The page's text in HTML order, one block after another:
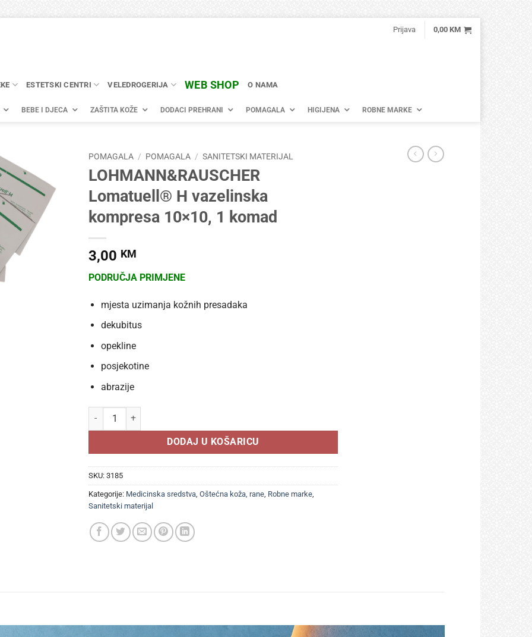
Prijava 0,00 KM
ESTETSKI CENTRI VELEDROGERIJA WEB SHOP O NAMA
BEBE I DJECA ZAŠTITA KOŽE DODACI PREHRANI POMAGALA HIGIJENA ROBNE MARKE
POMAGALA / POMAGALA / SANITETSKI MATERIJAL
LOHMANN&RAUSCHER
Lomatuell® H vazelinska
kompresa 10×10, 1 komad
3,00 KM
PODRUČJA PRIMJENE
mjesta uzimanja kožnih presadaka
dekubitus
opekline
posjekotine
abrazije
LOHMANN&RAUSCHER Lomatuell® H vazelinska kompresa 10x10, 1 komad količina
DODAJ U KOŠARICU
SKU: 3185
Kategorije: Medicinska sredstva Oštećna koža, rane Robne marke
Sanitetski materijal